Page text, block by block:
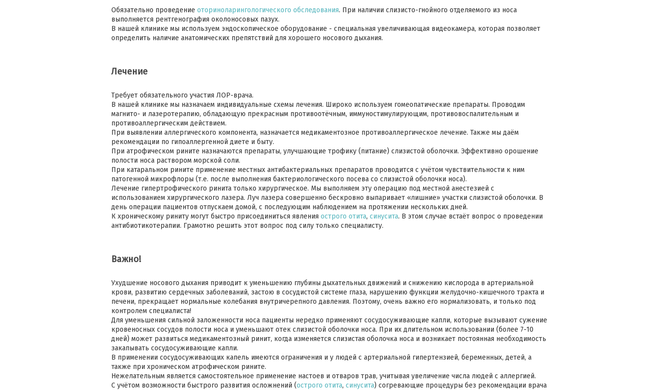
Обязательно проведение оториноларингологического обследования. При наличии слизисто-гнойного отделяемого из носа
выполняется рентгенография околоносовых пазух.
В нашей клинике мы используем эндоскопическое оборудование - специальная увеличивающая видеокамера, которая позволяет
определить наличие анатомических препятствий для хорошего носового дыхания.
Лечение
Требует обязательного участия ЛОР-врача.
В нашей клинике мы назначаем индивидуальные схемы лечения. Широко используем гомеопатические препараты. Проводим
магнито- и лазеротерапию, обладающую прекрасным противоотёчным, иммуностимулирующим, противовоспалительным и
противоаллергическим действием.
При выявлении аллергического компонента, назначается медикаментозное противоаллергическое лечение. Также мы даём
рекомендации по гипоаллергенной диете и быту.
При атрофическом рините назначаются препараты, улучшающие трофику (питание) слизистой оболочки. Эффективно орошение
полости носа раствором морской соли.
При катаральном рините применение местных антибактериальных препаратов проводится с учётом чувствительности к ним
патогенной микрофлоры (т.е. после выполнения бактериологического посева со слизистой оболочки носа).
Лечение гипертрофического ринита только хирургическое. Мы выполняем эту операцию под местной анестезией с
использованием хирургического лазера. Луч лазера совершенно бескровно выпаривает «лишние» участки слизистой оболочки. В
день операции пациентов отпускаем домой, с последующим наблюдением на протяжении нескольких дней.
К хроническому риниту могут быстро присоединиться явления острого отита, синусита. В этом случае встаёт вопрос о проведении
антибиотикотерапии. Грамотно решить этот вопрос под силу только специалисту.
Важно!
Ухудшение носового дыхания приводит к уменьшению глубины дыхательных движений и снижению кислорода в артериальной
крови, развитию сердечных заболеваний, застою в сосудистой системе глаза, нарушению функции желудочно-кишечного тракта и
печени, прекращает нормальные колебания внутричерепного давления. Поэтому, очень важно его нормализовать, и только под
контролем специалиста!
Для уменьшения сильной заложенности носа пациенты нередко применяют сосудосуживающие капли, которые вызывают сужение
кровеносных сосудов полости носа и уменьшают отек слизистой оболочки носа. При их длительном использовании (более 7-10
дней) может развиться медикаментозный ринит, когда изменяется слизистая оболочка носа и возникает постоянная необходимость
закапывать сосудосуживающие капли.
В применении сосудосуживающих капель имеются ограничения и у людей с артериальной гипертензией, беременных, детей, а
также при хроническом атрофическом рините.
Нежелательным является самостоятельное применение настоев и отваров трав, учитывая увеличение числа людей с аллергией.
С учётом возможности быстрого развития осложнений (острого отита, cинусита) согревающие процедуры без рекомендации врача